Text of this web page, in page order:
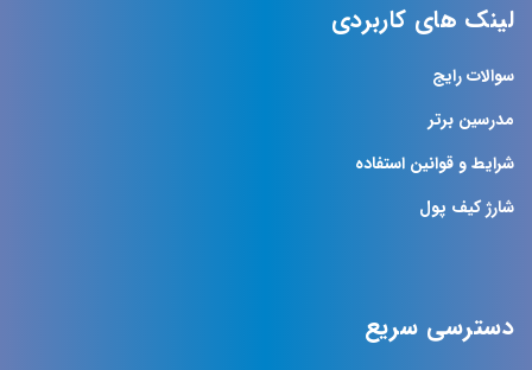
لینک های کاربردی
سوالات رایج
مدرسین برتر
شرایط و قوانین استفاده
شارژ کیف پول
دسترسی سریع